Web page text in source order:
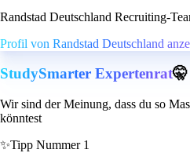
Randstad Deutschland Recruiting-
Profil von Randstad Deutschland
StudySmarter Expertenrat🤫
Wir sind der Meinung, dass du so
könntest
✨Tipp Nummer 1